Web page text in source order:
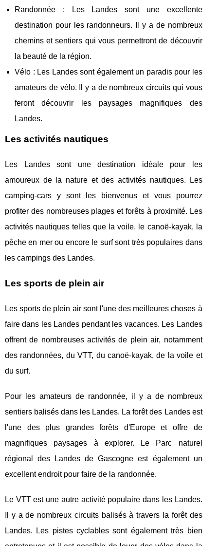
Randonnée : Les Landes sont une excellente
destination pour les randonneurs. Il y a de nombreux
chemins et sentiers qui vous permettront de découvrir
la beauté de la région.
Vélo : Les Landes sont également un paradis pour les
amateurs de vélo. Il y a de nombreux circuits qui vous
feront découvrir les paysages magnifiques des
Landes.
Les activités nautiques
Les Landes sont une destination idéale pour les
amoureux de la nature et des activités nautiques. Les
camping-cars y sont les bienvenus et vous pourrez
profiter des nombreuses plages et forêts à proximité. Les
activités nautiques telles que la voile, le canoë-kayak, la
pêche en mer ou encore le surf sont très populaires dans
les campings des Landes.
Les sports de plein air
Les sports de plein air sont l'une des meilleures choses à
faire dans les Landes pendant les vacances. Les Landes
offrent de nombreuses activités de plein air, notamment
des randonnées, du VTT, du canoë-kayak, de la voile et
du surf.
Pour les amateurs de randonnée, il y a de nombreux
sentiers balisés dans les Landes. La forêt des Landes est
l'une des plus grandes forêts d'Europe et offre de
magnifiques paysages à explorer. Le Parc naturel
régional des Landes de Gascogne est également un
excellent endroit pour faire de la randonnée.
Le VTT est une autre activité populaire dans les Landes.
Il y a de nombreux circuits balisés à travers la forêt des
Landes. Les pistes cyclables sont également très bien